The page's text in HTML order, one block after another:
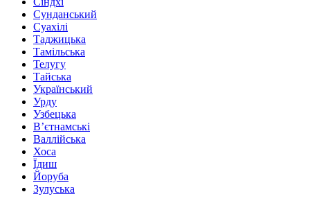
Сунданський
Суахілі
Таджицька
Тамільська
Телугу
Тайська
Український
Урду
Узбецька
В’єтнамські
Валлійська
Хоса
Їдиш
Йоруба
Зулуська